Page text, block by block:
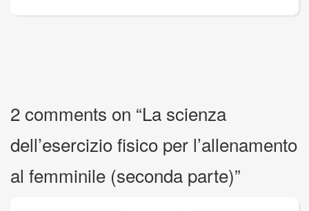
2 comments on “La scienza
dell’esercizio fisico per l’allenamento
al femminile (seconda parte)”